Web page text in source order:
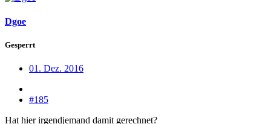
Dgoe
Gesperrt
01. Dez. 2016
#185
Hat hier irgendjemand damit gerechnet?